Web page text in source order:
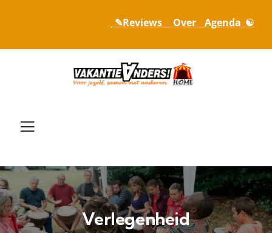
_✎Reviews_ _ Over_ _Agenda_☯
Verlegenheid